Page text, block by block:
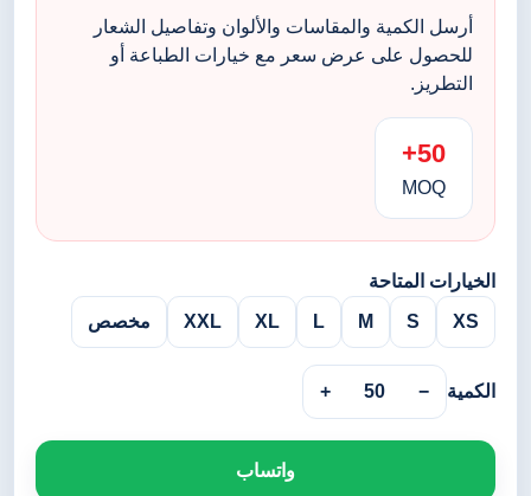
أرسل الكمية والمقاسات والألوان وتفاصيل الشعار
للحصول على عرض سعر مع خيارات الطباعة أو
التطريز.
50+
MOQ
الخيارات المتاحة
XS
S
M
L
XL
XXL مخصص
الكمية −
50
+
واتساب